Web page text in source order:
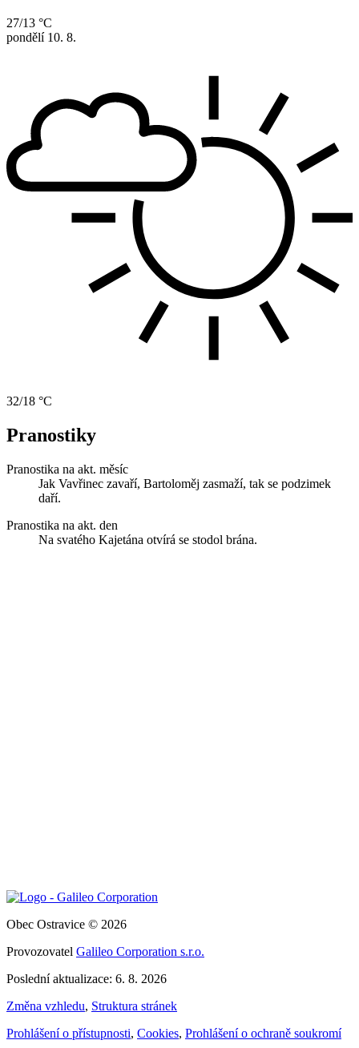
27/13 °C
pondělí 10. 8.
32/18 °C
Pranostiky
Pranostika na akt. měsíc
Jak Vavřinec zavaří, Bartoloměj zasmaží, tak se podzimek
daří.
Pranostika na akt. den
Na svatého Kajetána otvírá se stodol brána.
Obec Ostravice © 2026
Provozovatel Galileo Corporation s.r.o.
Poslední aktualizace: 6. 8. 2026
Změna vzhledu, Struktura stránek
Prohlášení o přístupnosti, Cookies, Prohlášení o ochraně soukromí